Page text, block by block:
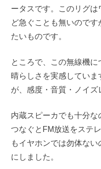
ータスです。このリグ
ど急ぐことも無いので
たいものです。
ところで、この無線機
晴らしさを実感してい
が、感度・音質・ノイズ
内蔵スピーカでも十分
つなぐとFM放送をステ
もイヤホンでは勿体な
にしました。